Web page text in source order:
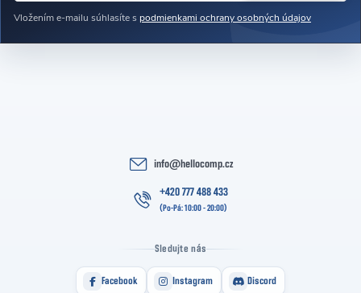
Vložením e-mailu súhlasíte s podmienkami ochrany osobných údajov
info@hellocomp.cz
+420 777 488 433
Sledujte nás
Facebook Instagram Discord